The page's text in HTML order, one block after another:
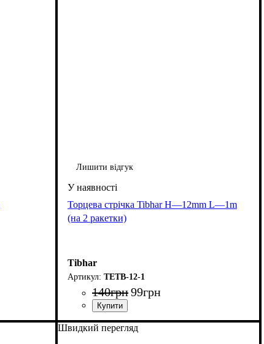
Лишити відгук
Торцева стрічка Tibhar H—12mm L—1m
(на 2 ракетки)
Tibhar
TETB-12-1
140грн99грн
Швидкий перегляд